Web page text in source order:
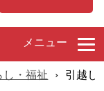
メニュー
し・福祉 › 引越し